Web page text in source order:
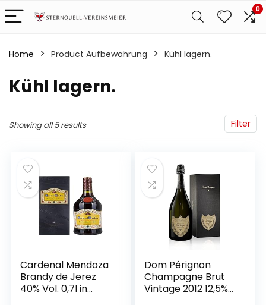
0
Home Product Aufbewahrung ‎Kühl lagern.
‎Kühl lagern.
Filter
Showing all 5 results
Cardenal Mendoza
Brandy de Jerez
40% Vol. 0,7l in
Dom Pérignon
Champagne Brut
Vintage 2012 12,5%